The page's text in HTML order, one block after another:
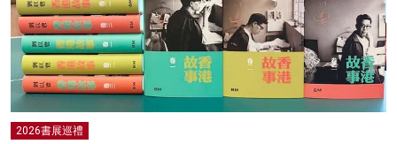
2026書展巡禮